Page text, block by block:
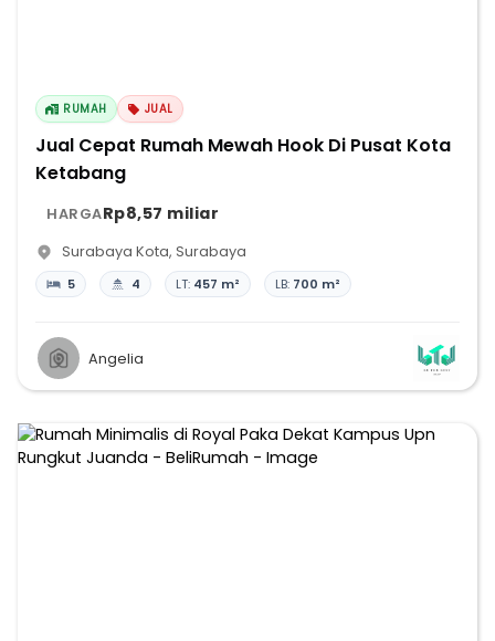
RUMAH JUAL
Jual Cepat Rumah Mewah Hook Di Pusat Kota
Ketabang
HARGARp8,57 miliar
Surabaya Kota, Surabaya
5 4 LT: 457 m² LB: 700 m²
Angelia